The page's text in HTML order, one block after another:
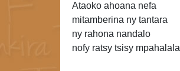
Ataoko ahoana nefa
mitamberina ny tantara
ny rahona nandalo
nofy ratsy tsisy mpahalala